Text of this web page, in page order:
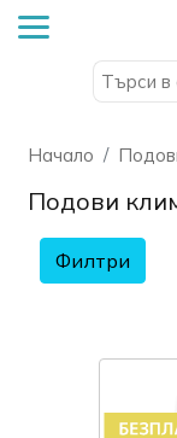
Начало
Подови
Филтри